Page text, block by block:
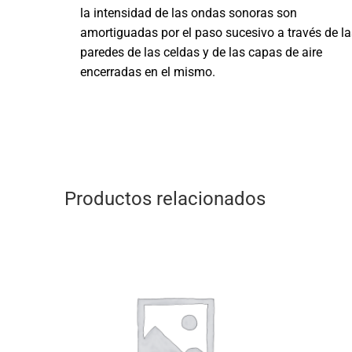
la intensidad de las ondas sonoras son
amortiguadas por el paso sucesivo a través de
paredes de las celdas y de las capas de aire
encerradas en el mismo.
Productos relacionados